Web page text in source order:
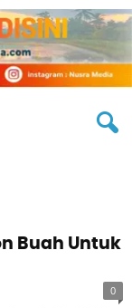
Buah Untuk
0